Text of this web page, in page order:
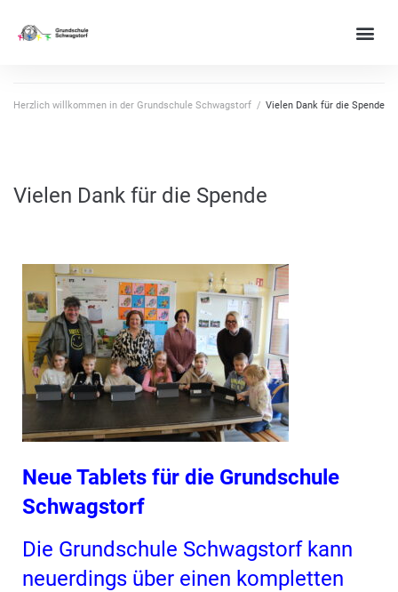
Herzlich willkommen in der Grundschule Schwagstorf / Vielen Dank für die Spende
Vielen Dank für die Spende
Neue Tablets für die Grundschule
Schwagstorf
Die Grundschule Schwagstorf kann
neuerdings über einen kompletten